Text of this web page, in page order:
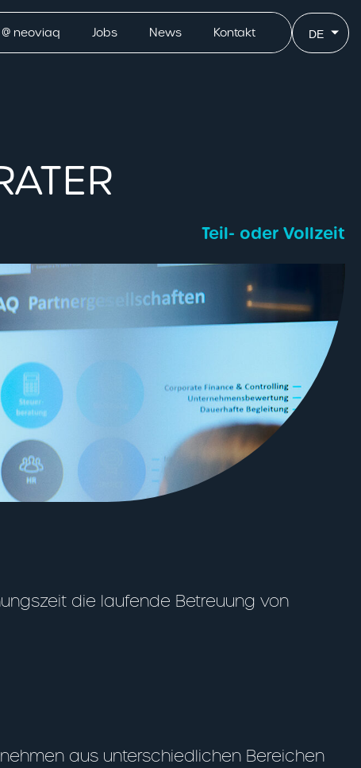
neoviaq Jobs News Kontakt DE
Teil- oder Vollzeit
die laufende Betreuung von
aus unterschiedlichen Bereichen